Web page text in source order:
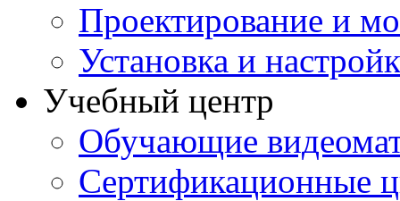
Проектирование и
Установка и
Учебный центр
Обучающие
Сертификационные